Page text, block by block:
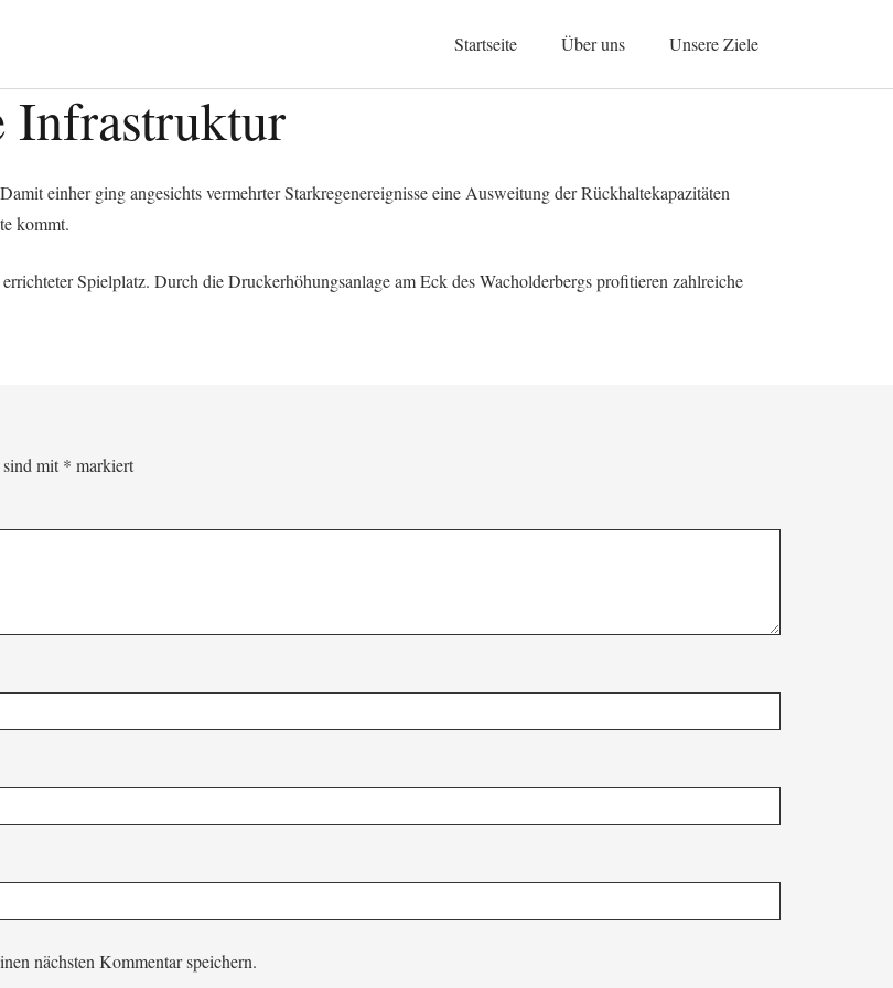
Startseite Über uns Unsere Ziele
Infrastruktur
einher ging angesichts vermehrter Starkregenereignisse eine Ausweitung der Rückhaltekapazitäten
kommt.
Spielplatz. Durch die Druckerhöhungsanlage am Eck des Wacholderbergs profitieren zahlreiche
mit * markiert
nächsten Kommentar speichern.